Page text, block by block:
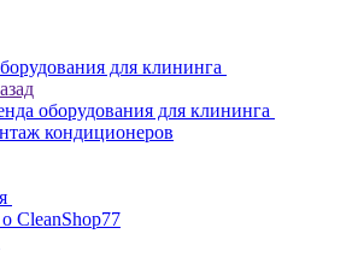
для клининга
оборудования для клининга
кондиционеров
CleanShop77